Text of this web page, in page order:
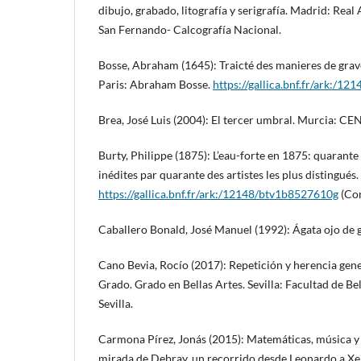
dibujo, grabado, litografía y serigrafía. Madrid: Real
San Fernando- Calcografía Nacional.
Bosse, Abraham (1645): Traicté des manieres de
Paris: Abraham Bosse. https://gallica.bnf.fr/ark:/
Brea, José Luis (2004): El tercer umbral. Murcia:
Burty, Philippe (1875): L’eau-forte en 1875:
inédites par quarante des artistes les plus
https://gallica.bnf.fr/ark:/12148/btv1b8527610g
Caballero Bonald, José Manuel (1992): Ágata ojo de
Cano Bevia, Rocío (2017): Repetición y herencia
Grado. Grado en Bellas Artes. Sevilla: Facultad de
Sevilla.
Carmona Pírez, Jonás (2015): Matemáticas, música
mirada de Debray, un recorrido desde Leonardo a